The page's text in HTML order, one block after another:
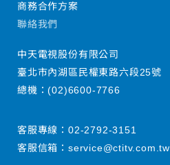
商務合作方案
聯絡我們
中天電視股份有限公司
臺北市內湖區民權東路六段25號
總機：(02)6600-7766
客服專線： 02-2792-3151
客服信箱： service@ctitv.com.tw